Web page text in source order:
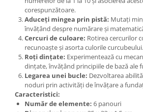
Forme
Joc imaginativ
Jucării interactive
Lumina
Lumini si culori
Magnetism
Matematica
Pregătire pentru școală
corespunzătoare.
Aduceți mingea prin pistă: Mutați
învățând despre numărare și
Cercuri de culoare: Rotirea cercurilor
recunoaște și asorta culorile curcubeului.
Roți dințate: Experimentează cu
dințate, învățând principiile de bază ale
Legarea unei bucle: Dezvoltarea
noduri prin activități de învățare a
Caracteristici:
Număr de elemente: 6 panouri